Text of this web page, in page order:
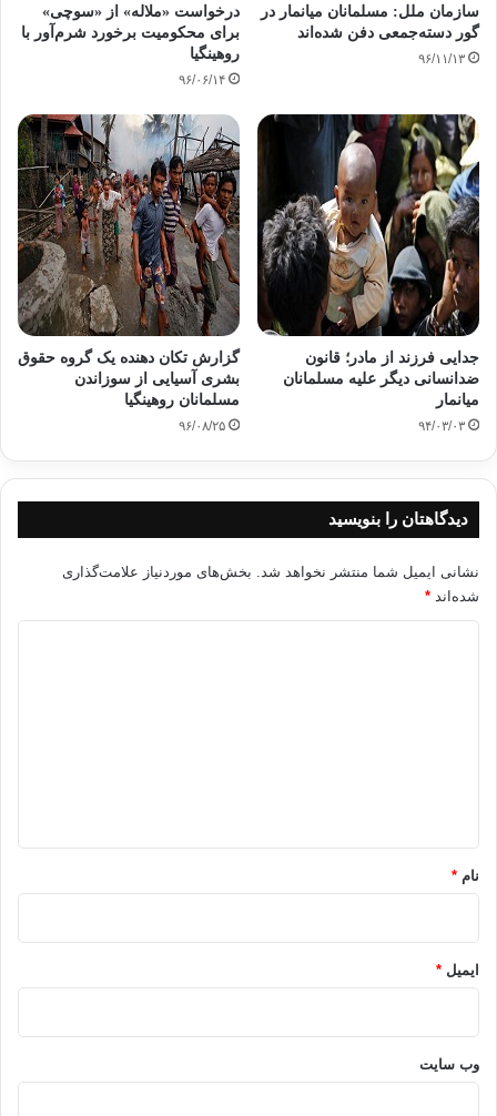
سازمان ملل: مسلمانان میانمار در
گور دسته‌جمعی دفن شده‌اند
۹۶/۱۱/۱۳
درخواست «ملاله» از «سوچی»
برای محکومیت برخورد شرم‌آور با
روهینگیا
۹۶/۰۶/۱۴
جدایی فرزند از مادر؛‌ قانون
ضدانسانی دیگر علیه مسلمانان
میانمار
۹۴/۰۳/۰۳
گزارش تکان دهنده یک گروه حقوق
بشری آسیایی از سوزاندن
مسلمانان روهینگیا
۹۶/۰۸/۲۵
دیدگاهتان را بنویسید
نشانی ایمیل شما منتشر نخواهد شد. بخش‌های موردنیاز علامت‌گذاری
شده‌اند *
نام *
ایمیل *
وب‌ سایت